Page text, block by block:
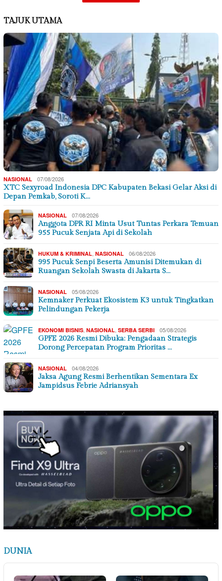
TAJUK UTAMA
NASIONAL 07/08/2026
XTC Sexyroad Indonesia DPC Kabupaten Bekasi Gelar Aksi di
Depan Pemkab, Soroti K…
NASIONAL 07/08/2026
Anggota DPR RI Minta Usut Tuntas Perkara Temuan
955 Pucuk Senjata Api di Sekolah
HUKUM & KRIMINAL NASIONAL 06/08/2026
995 Pucuk Senpi Beserta Amunisi Ditemukan di
Ruangan Sekolah Swasta di Jakarta S…
NASIONAL 05/08/2026
Kemnaker Perkuat Ekosistem K3 untuk Tingkatkan
Pelindungan Pekerja
EKONOMI BISNIS NASIONAL SERBA SERBI 05/08/2026
GPFE 2026 Resmi Dibuka: Pengadaan Strategis
Dorong Percepatan Program Prioritas …
NASIONAL 04/08/2026
Jaksa Agung Resmi Berhentikan Sementara Ex
Jampidsus Febrie Adriansyah
DUNIA